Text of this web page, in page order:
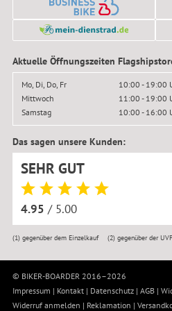
Aktuelle Öffnungszeiten
Mo, Di, Do, Fr
10:00 - 19:00
Mittwoch
11:00 - 19:00
Samstag
10:00 - 16:00
Das sagen unsere Kunden:
SEHR GUT
4.95 / 5.00
(1)gegenüber dem Einzelkauf (2) gegenüber der UVP
© BIKER-BOARDER 2016–2026
Impressum | Kontakt | Datenschutz | AGB |
Widerruf anmelden | Reklamation |